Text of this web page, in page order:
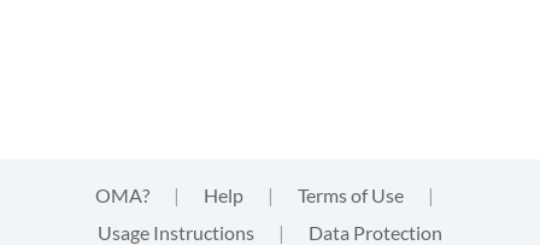
OMA? | Help | Terms of Use
|
Usage Instructions
| Data Protection